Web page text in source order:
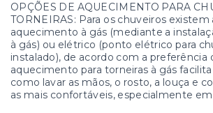
OPÇÕES DE AQUECIMENTO PARA
TORNEIRAS: Para os chuveiros existem
aquecimento à gás (mediante a
à gás) ou elétrico (ponto elétrico para
instalado), de acordo com a preferência
aquecimento para torneiras à gás
como lavar as mãos, o rosto, a louça e
as mais confortáveis, especialmente